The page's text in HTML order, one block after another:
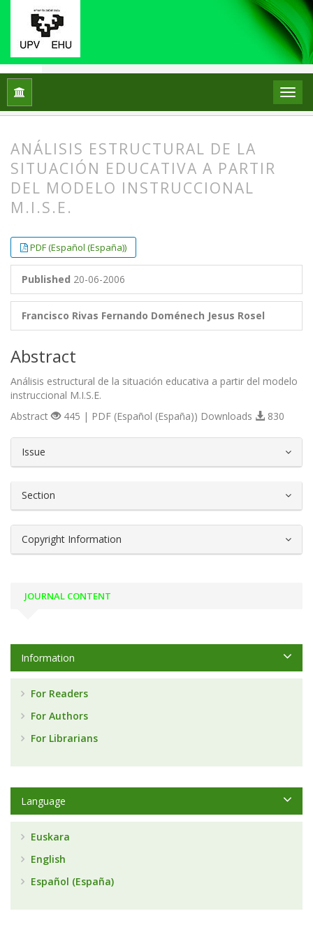
Home
ANÁLISIS ESTRUCTURAL DE LA
SITUACIÓN EDUCATIVA A PARTIR
DEL MODELO INSTRUCCIONAL
M.I.S.E.
PDF (Español (España))
Published 20-06-2006
Francisco Rivas Fernando Doménech Jesus Rosel
Abstract
Análisis estructural de la situación educativa a partir del modelo
instruccional M.I.S.E.
Abstract
445 | PDF (Español (España)) Downloads 830
Issue
Section
Copyright Information
JOURNAL CONTENT
Information
For Readers
For Authors
For Librarians
Language
Euskara
English
Español (España)